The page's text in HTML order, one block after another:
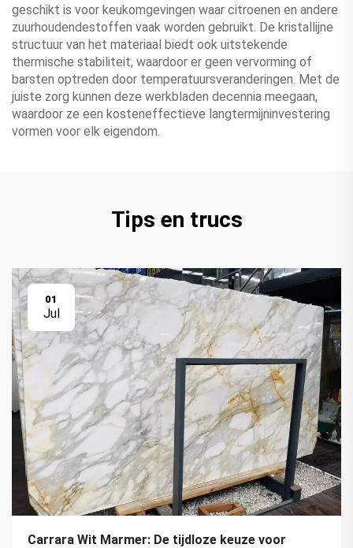
geschikt is voor keukomgevingen waar citroenen en andere
zuurhoudendestoffen vaak worden gebruikt. De kristallijne
structuur van het materiaal biedt ook uitstekende
thermische stabiliteit, waardoor er geen vervorming of
barsten optreden door temperatuursveranderingen. Met de
juiste zorg kunnen deze werkbladen decennia meegaan,
waardoor ze een kosteneffectieve langtermijninvestering
vormen voor elk eigendom.
Tips en trucs
01
Jul
Carrara Wit Marmer: De tijdloze keuze voor